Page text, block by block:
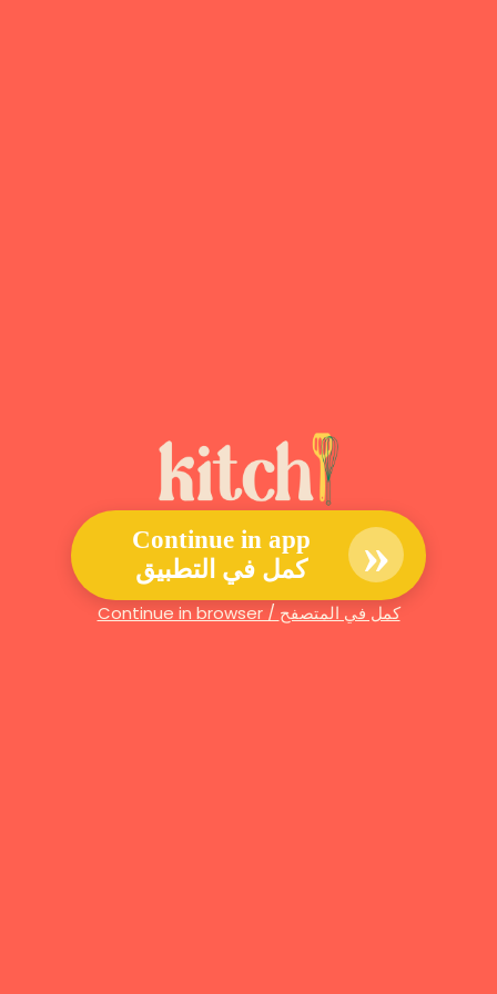
Continue in app
كمل في التطبيق
»
Continue in browser / كمل في المتصفح